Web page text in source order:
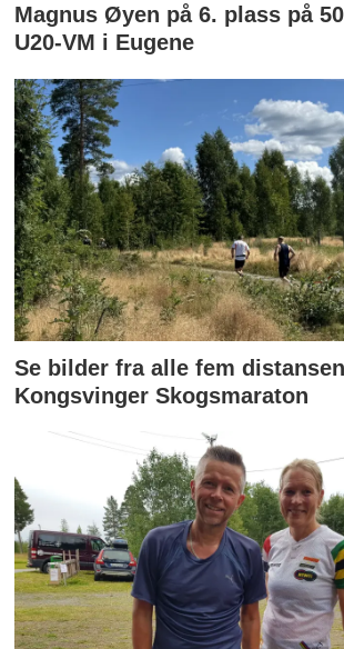
Magnus Øyen på 6. plass på
U20-VM i Eugene
Se bilder fra alle fem
Kongsvinger Skogsmaraton